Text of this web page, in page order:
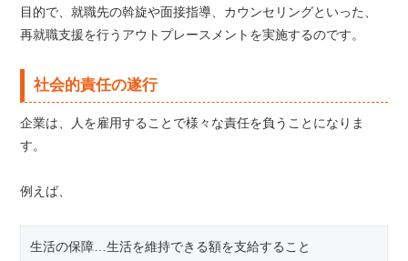
目的で、就職先の斡旋や面接指導、カウンセリングといった、
再就職支援を行うアウトプレースメントを実施するのです。
社会的責任の遂行
企業は、人を雇用することで様々な責任を負うことになりま
す。
例えば、
生活の保障…生活を維持できる額を支給すること